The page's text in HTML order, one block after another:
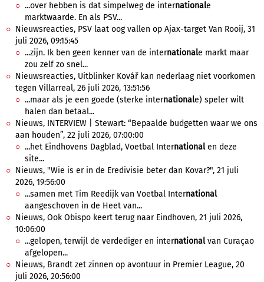
...over hebben is dat simpelweg de internationale
marktwaarde. En als PSV...
Nieuwsreacties, PSV laat oog vallen op Ajax-target Van Rooij, 31
juli 2026, 09:15:45
...zijn. Ik ben geen kenner van de internationale markt maar
zou zelf zo snel...
Nieuwsreacties, Uitblinker Kovář kan nederlaag niet voorkomen
tegen Villarreal, 26 juli 2026, 13:51:56
...maar als je een goede (sterke internationale) speler wilt
halen dan betaal...
Nieuws, INTERVIEW | Stewart: “Bepaalde budgetten waar we ons
aan houden”, 22 juli 2026, 07:00:00
...het Eindhovens Dagblad, Voetbal Internationalen deze
site...
Nieuws, "Wie is er in de Eredivisie beter dan Kovar?", 21 juli
2026, 19:56:00
...samen met Tim Reedijk van Voetbal International
aangeschoven in de Heet van...
Nieuws, Ook Obispo keert terug naar Eindhoven, 21 juli 2026,
10:06:00
...gelopen, terwijl de verdediger en internationalvan Curaçao
afgelopen...
Nieuws, Brandt zet zinnen op avontuur in Premier League, 20
juli 2026, 20:56:00